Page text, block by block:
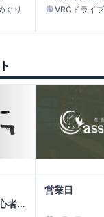
CAFEBAL OBORO -
】
22:00 - 23:00
21回 VRC微分音集
22:00 - 23:00
VRC微分音集会
ぐり
VRCドライ
者歓
営業日